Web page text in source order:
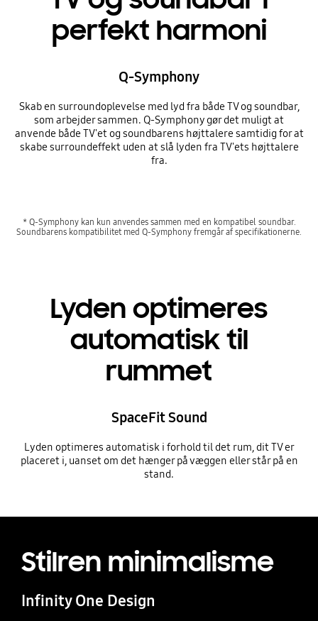
perfekt harmoni
Q-Symphony
Skab en surroundoplevelse med lyd fra både TV og soundbar,
som arbejder sammen. Q-Symphony gør det muligt at
anvende både TV'et og soundbarens højttalere samtidig for at
skabe surroundeffekt uden at slå lyden fra TV'ets højttalere
fra.
* Q-Symphony kan kun anvendes sammen med en kompatibel soundbar.
Soundbarens kompatibilitet med Q-Symphony fremgår af specifikationerne.
Lyden optimeres
automatisk til
rummet
SpaceFit Sound
Lyden optimeres automatisk i forhold til det rum, dit TV er
placeret i, uanset om det hænger på væggen eller står på en
stand.
Stilren minimalisme
Infinity One Design